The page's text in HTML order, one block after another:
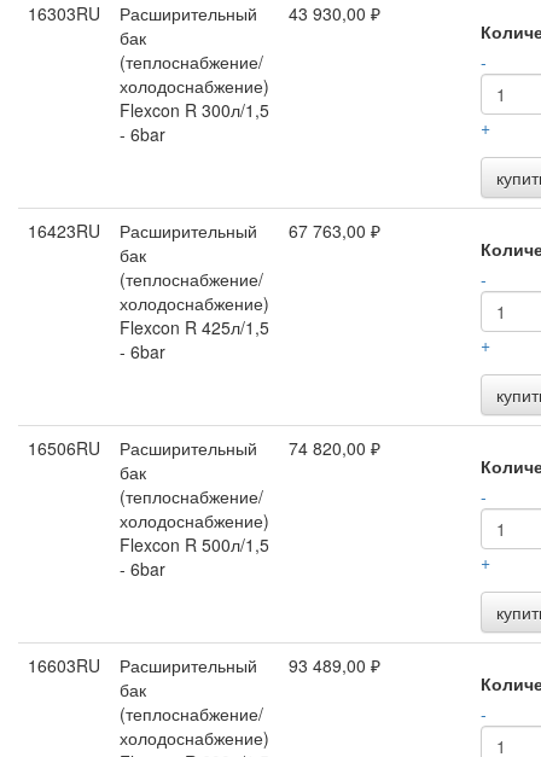
16303RU
Расширительный
бак
(теплоснабжение/
холодоснабжение)
Flexcon R 300л/1,5
- 6bar
43 930,00 ₽
-
+
16423RU
Расширительный
бак
(теплоснабжение/
холодоснабжение)
Flexcon R 425л/1,5
- 6bar
67 763,00 ₽
-
+
16506RU
Расширительный
бак
(теплоснабжение/
холодоснабжение)
Flexcon R 500л/1,5
- 6bar
74 820,00 ₽
-
+
16603RU
Расширительный
бак
(теплоснабжение/
холодоснабжение)
93 489,00 ₽
-